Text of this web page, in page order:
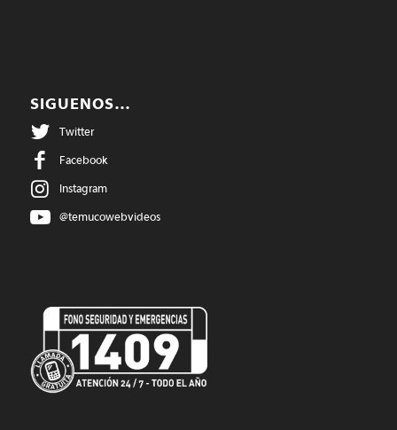
SIGUENOS…
Twitter
Facebook
Instagram
@temucowebvideos